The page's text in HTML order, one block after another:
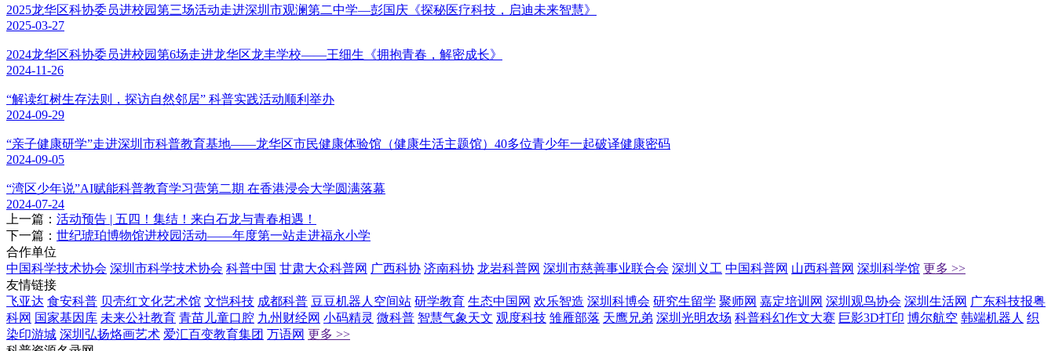
2025龙华区科协委员进校园第三场活动走进深圳市观澜第二中学—彭国庆《探秘医疗科技，启迪未来智慧》
2025-03-27
2024龙华区科协委员进校园第6场走进龙华区龙丰学校——王细生《拥抱青春，解密成长》
2024-11-26
“解读红树生存法则，探访自然邻居” 科普实践活动顺利举办
2024-09-29
“亲子健康研学”走进深圳市科普教育基地——龙华区市民健康体验馆（健康生活主题馆）40多位青少年一起破译健康密码
2024-09-05
“湾区少年说”AI赋能科普教育学习营第二期 在香港浸会大学圆满落幕
2024-07-24
上一篇： 活动预告 | 五四！集结！来白石龙与青春相遇！
下一篇： 世纪琥珀博物馆进校园活动——年度第一站走进福永小学
合作单位
中国科学技术协会 深圳市科学技术协会 科普中国 甘肃大众科普网 广西科协 济南科协 龙岩科普网 深圳市慈善事业联合会 深圳义工 中国科普网 山西科普网 深圳科学馆 更多 >>
友情链接
飞亚达 食安科普 贝壳红文化艺术馆 文恺科技 成都科普 豆豆机器人空间站 研学教育 生态中国网 欢乐智造 深圳科博会 研究生留学 聚师网 嘉定培训网 深圳观鸟协会 深圳生活网 广东科技报粤
科网 国家基因库 未来公社教育 青苗儿童口腔 九州财经网 小码精灵 微科普 智慧气象天文 观度科技 雏雁部落 天鹰兄弟 深圳光明农场 科普科幻作文大赛 巨影3D打印 博尔航空 韩端机器人 织
染印游城 深圳弘扬烙画艺术 爱汇百变教育集团 万语网 更多 >>